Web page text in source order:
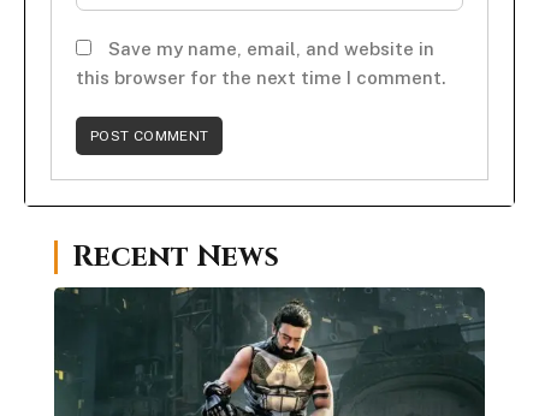
Save my name, email, and website in
this browser for the next time I comment.
Recent News